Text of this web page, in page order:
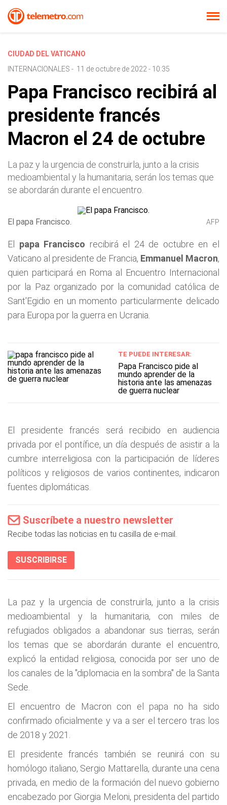
CIUDAD DEL VATICANO
INTERNACIONALES - 11 de octubre de 2022 - 10:35
Papa Francisco recibirá al
presidente francés
Macron el 24 de octubre
La paz y la urgencia de construirla, junto a la crisis
medioambiental y la humanitaria, serán los temas que
se abordarán durante el encuentro.
El papa Francisco. AFP
El papa Francisco recibirá el 24 de octubre en el
Vaticano al presidente de Francia, Emmanuel Macron,
quien participará en Roma al Encuentro Internacional
por la Paz organizado por la comunidad católica de
Sant'Egidio en un momento particularmente delicado
para Europa por la guerra en Ucrania.
TE PUEDE INTERESAR:
Papa Francisco pide al
mundo aprender de la
historia ante las amenazas
de guerra nuclear
El presidente francés será recibido en audiencia
privada por el pontífice, un día después de asistir a la
cumbre interreligiosa con la participación de líderes
políticos y religiosos de varios continentes, indicaron
fuentes diplomáticas.
Suscríbete a nuestro newsletter
Recibe todas las noticias en tu casilla de e-mail.
SUSCRIBIRSE
La paz y la urgencia de construirla, junto a la crisis
medioambiental y la humanitaria, con miles de
refugiados obligados a abandonar sus tierras, serán
los temas que se abordarán durante el encuentro,
explicó la entidad religiosa, conocida por ser uno de
los canales de la "diplomacia en la sombra" de la Santa
Sede.
El encuentro de Macron con el papa no ha sido
confirmado oficialmente y va a ser el tercero tras los
de 2018 y 2021.
El presidente francés también se reunirá con su
homólogo italiano, Sergio Mattarella, durante una cena
privada, en medio de la formación del nuevo gobierno
encabezado por Giorgia Meloni, presidenta del partido